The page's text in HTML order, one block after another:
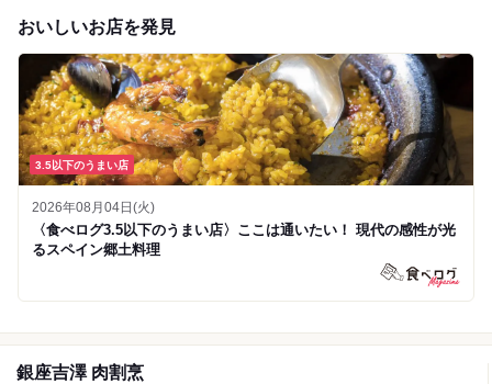
おいしいお店を発見
3.5以下のうまい店
2026年08月04日(火)
〈食べログ3.5以下のうまい店〉ここは通いたい！ 現代の感性が光
るスペイン郷土料理
銀座吉澤 肉割烹